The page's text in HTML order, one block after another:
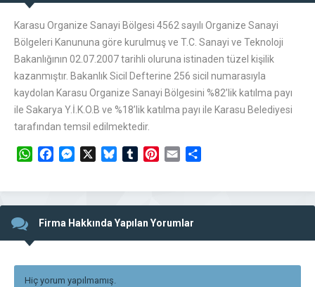
Karasu Organize Sanayi Bölgesi 4562 sayılı Organize Sanayi
Bölgeleri Kanununa göre kurulmuş ve T.C. Sanayi ve Teknoloji
Bakanlığının 02.07.2007 tarihli oluruna istinaden tüzel kişilik
kazanmıştır. Bakanlık Sicil Defterine 256 sicil numarasıyla
kaydolan Karasu Organize Sanayi Bölgesini %82’lik katılma payı
ile Sakarya Y.İ.K.O.B ve %18’lik katılma payı ile Karasu Belediyesi
tarafından temsil edilmektedir.
WhatsAppFacebookMessengerBlueskyTumblrPinterest
Email
Firma Hakkında Yapılan Yorumlar
Hiç yorum yapılmamış.